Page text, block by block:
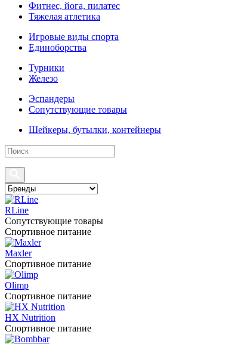
Фитнес, йога, пилатес
Тяжелая атлетика
Игровые виды спорта
Единоборства
Турники
Железо
Эспандеры
Сопутствующие товары
Шейкеры, бутылки, контейнеры
RLine
Сопутствующие товары
Спортивное питание
Maxler
Спортивное питание
Olimp
Спортивное питание
HX Nutrition
Спортивное питание